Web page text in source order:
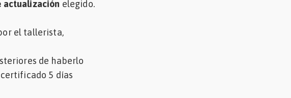
actualización elegido.
el tallerista,
de haberlo
5 días